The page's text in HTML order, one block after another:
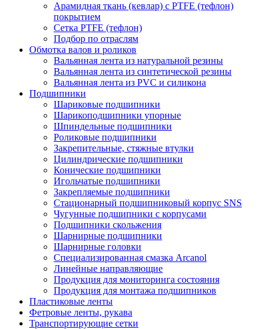
Арамидная ткань (кевлар) с PTFE (тефлон)
покрытием
Сетка PTFE (тефлон)
Подбор по отраслям
Обмотка валов и роликов
Вальянная лента из натуральной резины
Вальянная лента из синтетической резины
Вальянная лента из PVC и силикона
Подшипники
Шариковые подшипники
Шарикоподшипники упорные
Шпиндельные подшипники
Роликовые подшипники
Закрепительные, стяжные втулки
Цилиндрические подшипники
Конические подшипники
Игольчатые подшипники
Закрепляемые подшипники
Стационарный подшипниковый корпус SNS
Чугунные подшипники с корпусами
Подшипники скольжения
Шарнирные подшипники
Шарнирные головки
Специализированная смазка Arcanol
Линейные направляющие
Продукция для мониторинга состояния
Продукция для монтажа подшипников
Пластиковые ленты
Фетровые ленты, рукава
Транспортирующие сетки